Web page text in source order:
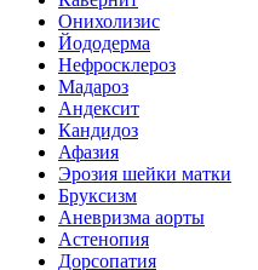
Онихолизис
Йододерма
Нефросклероз
Мадароз
Андексит
Кандидоз
Афазия
Эрозия шейки матки
Бруксизм
Аневризма аорты
Астенопия
Дорсопатия